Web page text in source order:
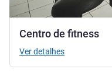
Centro de fitness
Ver detalhes